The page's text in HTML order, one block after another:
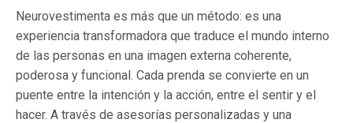
Neurovestimenta es más que un método: es una
experiencia transformadora que traduce el mundo interno
de las personas en una imagen externa coherente,
poderosa y funcional. Cada prenda se convierte en un
puente entre la intención y la acción, entre el sentir y el
hacer. A través de asesorías personalizadas y una